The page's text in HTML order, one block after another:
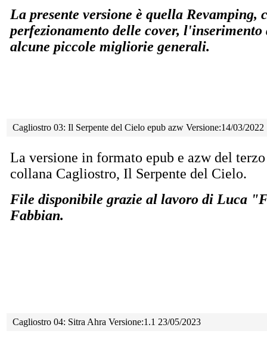
La presente versione è quella Revamping,
perfezionamento delle cover,
alcune piccole migliorie generali.
Cagliostro 03: Il Serpente del Cielo epub azw Versione:14/03/2022
La versione in formato epub e azw del
collana Cagliostro, Il Serpente del Cielo.
File disponibile grazie al lavoro di Luca
Fabbian.
Cagliostro 04: Sitra Ahra Versione:1.1 23/05/2023